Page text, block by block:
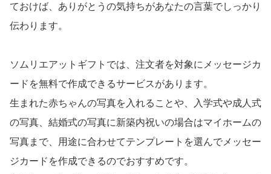
ておけば、ありがとうの気持ちがあなたの言葉でしっかり
伝わります。
ソムリエアットギフトでは、注文者を対象にメッセージカ
ードを無料で作成できるサービスがあります。
生まれた赤ちゃんの写真を入れることや、入学式や成人式
の写真、結婚式の写真に新築内祝いの場合はマイホームの
写真まで、用途に合わせてテンプレートを選んでメッセー
ジカードを作成できるのでおすすめです。